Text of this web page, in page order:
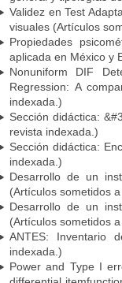
Validez en Test
visuales (Artículos
Propiedades
aplicada en México y
Nonuniform DIF
Regression: A
indexada.)
Sección didáctica:
revista indexada.)
Sección didáctica:
indexada.)
Desarrollo de un
(Artículos sometidos
Desarrollo de un
(Artículos sometidos
ANTES: Inventario
indexada.)
Power and Type I